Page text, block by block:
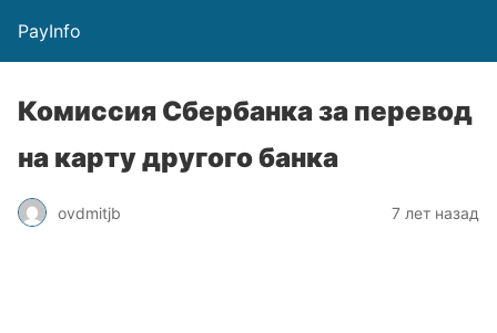
PayInfo
Комиссия Сбербанка за перевод
на карту другого банка
ovdmitjb 7 лет назад